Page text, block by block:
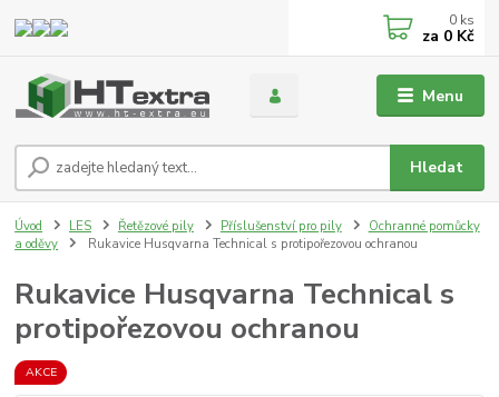
Menu
Hledat
0 ks
za 0 Kč
Úvod LES Řetězové pily Příslušenství pro pily
Ochranné pomůcky
a oděvy
Rukavice Husqvarna Technical s protipořezovou ochranou
Rukavice Husqvarna Technical s
protipořezovou ochranou
AKCE